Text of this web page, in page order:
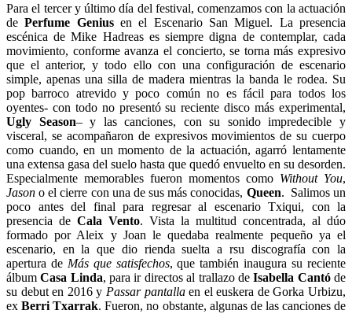
Para el tercer y último día del festival, comenzamos con la actuación
dePerfume Geniusen el Escenario San Miguel. La presencia
escénica de Mike Hadreas es siempre digna de contemplar, cada
movimiento, conforme avanza el concierto, se torna más expresivo
que el anterior, y todo ello con una configuración de escenario
simple, apenas una silla de madera mientras la banda le rodea. Su
pop barroco atrevido y poco común no es fácil para todos los
oyentes- con todo no presentó su reciente disco más experimental,
Ugly Season– y las canciones, con su sonido impredecible y
visceral, se acompañaron de expresivos movimientos de su cuerpo
como cuando, en un momento de la actuación, agarró lentamente
una extensa gasa del suelo hasta que quedó envuelto en su desorden.
Especialmente memorables fueron momentos como Without You,
Jason o el cierre con una de sus más conocidas, Queen. Salimos un
poco antes del final para regresar al escenario Txiqui, con la
presencia de Cala Vento. Vista la multitud concentrada, al dúo
formado por Aleix y Joan le quedaba realmente pequeño ya el
escenario, en la que dio rienda suelta a rsu discografía con la
apertura de Más que satisfechos, que también inaugura su reciente
álbumCasa Linda, para ir directos al trallazo deIsabella Cantóde
su debut en 2016 y Passar pantallaen el euskera de Gorka Urbizu,
exBerri Txarrak. Fueron, no obstante, algunas de las canciones de